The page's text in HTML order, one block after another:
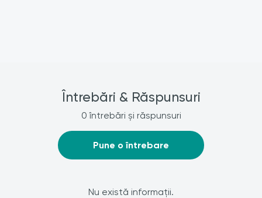
Întrebări & Răspunsuri
0 întrebări și răspunsuri
Pune o întrebare
Nu există informații.